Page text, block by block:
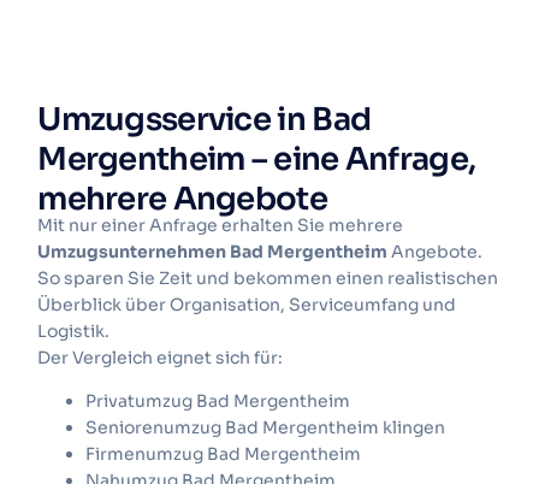
Umzugsservice in Bad
Mergentheim – eine Anfrage,
mehrere Angebote
Mit nur einer Anfrage erhalten Sie mehrere
Umzugsunternehmen Bad Mergentheim Angebote.
So sparen Sie Zeit und bekommen einen realistischen
Überblick über Organisation, Serviceumfang und
Logistik.
Der Vergleich eignet sich für:
Privatumzug Bad Mergentheim
Seniorenumzug Bad Mergentheim klingen
Firmenumzug Bad Mergentheim